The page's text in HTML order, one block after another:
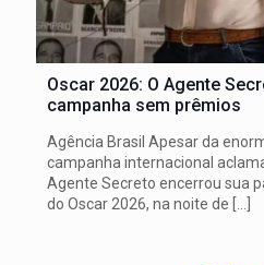
Oscar 2026: O Agente
campanha sem prêmios
Agência Brasil Apesar da
campanha internacional
Agente Secreto encerrou sua
do Oscar 2026, na noite de […]